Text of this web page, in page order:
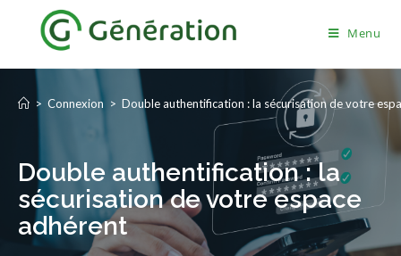
Menu
> Connexion > Double authentification : la sécurisation de votre
Double authentification : la
sécurisation de votre espace
adhérent